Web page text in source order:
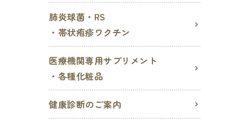
肺炎球菌・RS
・帯状疱疹ワクチン
医療機関専用サプリメント
・各種化粧品
健康診断のご案内